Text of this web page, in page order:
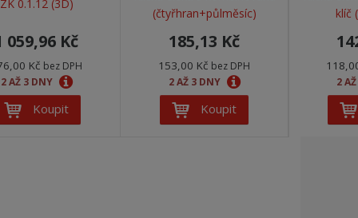
ZK 0.1.12 (3D)
059,96 Kč
Kč bez DPH
2 AŽ 3 DNY
Koupit
(čtyřhran+půlměsíc)
185,13 Kč
153,00 Kč bez DPH
2 AŽ 3 DNY
Koupit
klíč
2